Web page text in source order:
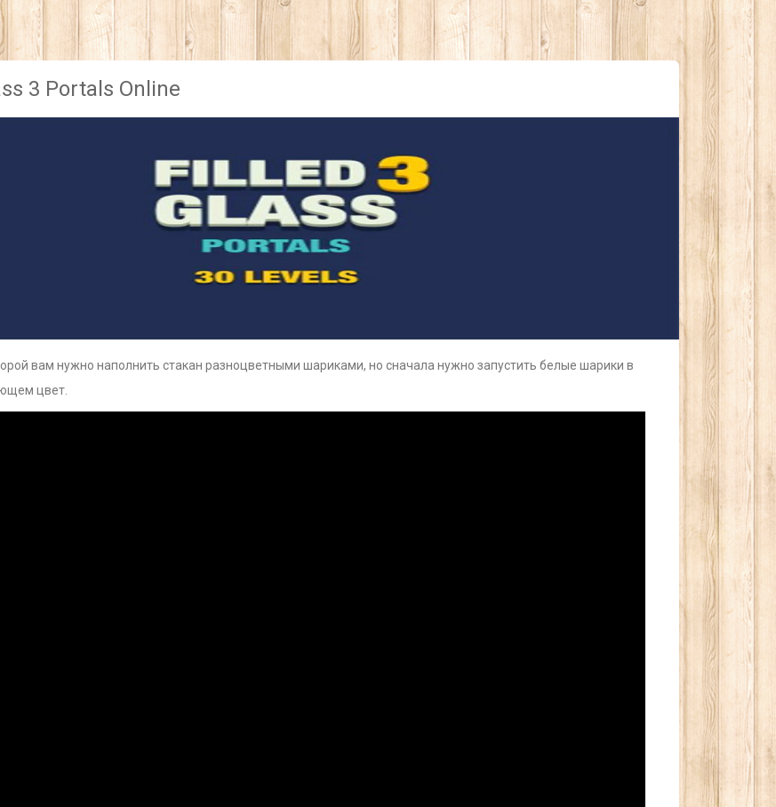
3 Portals Online
вам нужно наполнить стакан разноцветными шариками, но сначала нужно запустить белые шарики в
цвет.